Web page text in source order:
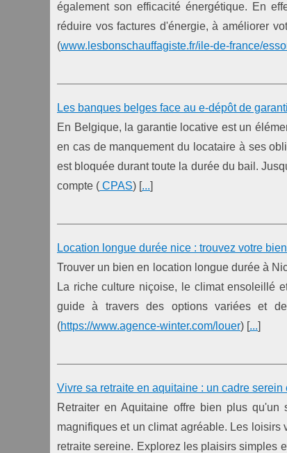
également son efficacité énergétique. En
réduire vos factures d'énergie, à améliorer
(www.lesbonschauffagiste.fr/ile-de-france/
Les banques belges face au e-dépôt de
En Belgique, la garantie locative est un
en cas de manquement du locataire à ses
est bloquée durant toute la durée du bail.
compte ( CPAS) [...]
Location longue durée nice : trouvez votre
Trouver un bien en location longue durée à
La riche culture niçoise, le climat ensoleillé
guide à travers des options variées et
(https://www.agence-winter.com/louer) [...]
Vivre sa retraite en aquitaine : un cadre serein
Retraiter en Aquitaine offre bien plus
magnifiques et un climat agréable. Les
retraite sereine. Explorez les plaisirs simples